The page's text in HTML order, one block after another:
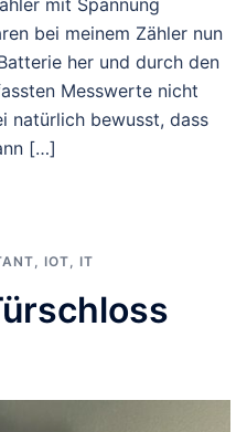
bei meinem Zähler nun
her und durch den
Messwerte nicht
natürlich bewusst, dass
[…]
IOT IT